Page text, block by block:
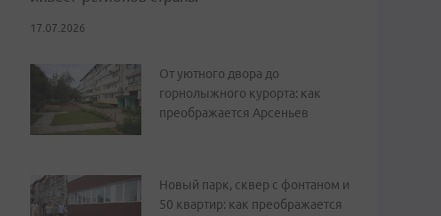
17.07.2026
От уютного двора до
горнолыжного курорта: как
преображается Арсеньев
Новый парк, сквер с фонтаном и
50 квартир: как преображается